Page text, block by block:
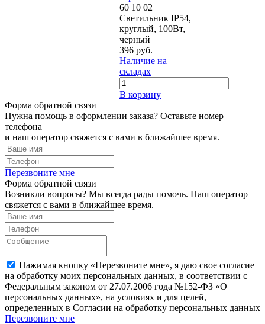
60 10 02
Светильник IP54,
круглый, 100Вт,
черный
396 руб.
Наличие на
складах
В корзину
Форма обратной связи
Нужна помощь в оформлении заказа? Оставьте номер
телефона
и наш оператор свяжется с вами в ближайшее время.
Перезвоните мне
Форма обратной связи
Возникли вопросы? Мы всегда рады помочь. Наш оператор
свяжется с вами в ближайшее время.
Нажимая кнопку «Перезвоните мне», я даю свое согласие
на обработку моих персональных данных, в соответствии с
Федеральным законом от 27.07.2006 года №152-ФЗ «О
персональных данных», на условиях и для целей,
определенных в Согласии на обработку персональных данных
Перезвоните мне